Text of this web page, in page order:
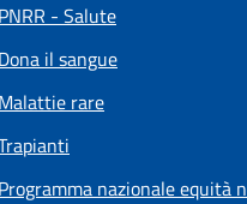
PNRR - Salute
Dona il sangue
Malattie rare
Programma nazionale equità